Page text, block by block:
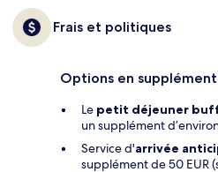
Frais et politiques
Options en supplément
Le petit déjeuner
un supplément
Service d'arrivée
supplément de 50 EUR